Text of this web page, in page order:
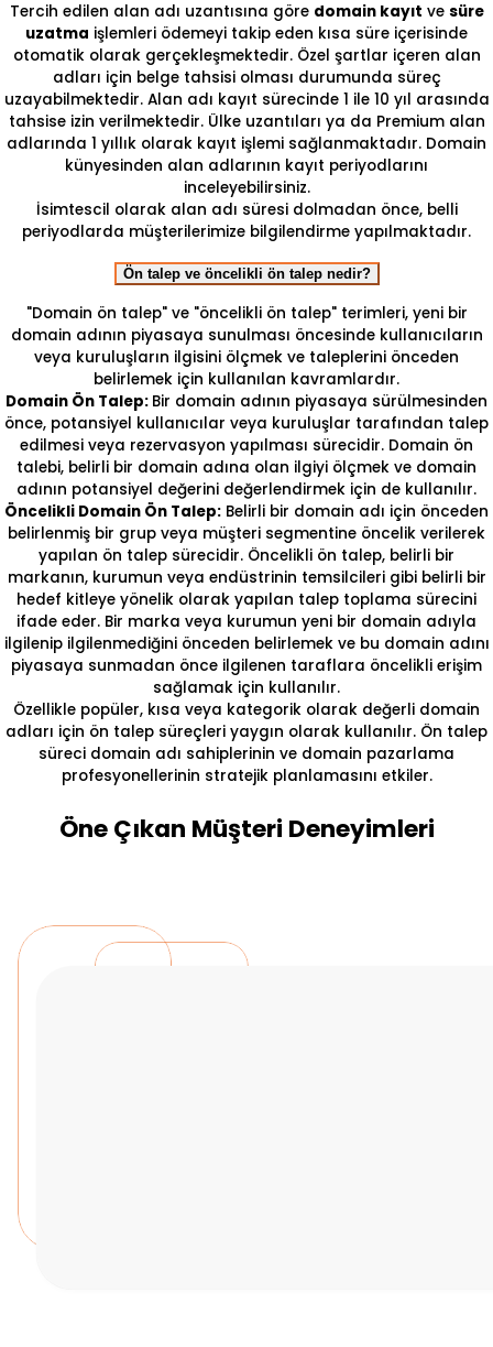
Tercih edilen alan adı uzantısına göre domain kayıt ve süre
uzatma işlemleri ödemeyi takip eden kısa süre içerisinde
otomatik olarak gerçekleşmektedir. Özel şartlar içeren alan
adları için belge tahsisi olması durumunda süreç
uzayabilmektedir. Alan adı kayıt sürecinde 1 ile 10 yıl arasında
tahsise izin verilmektedir. Ülke uzantıları ya da Premium alan
adlarında 1 yıllık olarak kayıt işlemi sağlanmaktadır. Domain
künyesinden alan adlarının kayıt periyodlarını
inceleyebilirsiniz.
İsimtescil olarak alan adı süresi dolmadan önce, belli
periyodlarda müşterilerimize bilgilendirme yapılmaktadır.
Ön talep ve öncelikli ön talep nedir?
"Domain ön talep" ve "öncelikli ön talep" terimleri, yeni bir
domain adının piyasaya sunulması öncesinde kullanıcıların
veya kuruluşların ilgisini ölçmek ve taleplerini önceden
belirlemek için kullanılan kavramlardır.
Domain Ön Talep: Bir domain adının piyasaya sürülmesinden
önce, potansiyel kullanıcılar veya kuruluşlar tarafından talep
edilmesi veya rezervasyon yapılması sürecidir. Domain ön
talebi, belirli bir domain adına olan ilgiyi ölçmek ve domain
adının potansiyel değerini değerlendirmek için de kullanılır.
Öncelikli Domain Ön Talep: Belirli bir domain adı için önceden
belirlenmiş bir grup veya müşteri segmentine öncelik verilerek
yapılan ön talep sürecidir. Öncelikli ön talep, belirli bir
markanın, kurumun veya endüstrinin temsilcileri gibi belirli bir
hedef kitleye yönelik olarak yapılan talep toplama sürecini
ifade eder. Bir marka veya kurumun yeni bir domain adıyla
ilgilenip ilgilenmediğini önceden belirlemek ve bu domain adını
piyasaya sunmadan önce ilgilenen taraflara öncelikli erişim
sağlamak için kullanılır.
Özellikle popüler, kısa veya kategorik olarak değerli domain
adları için ön talep süreçleri yaygın olarak kullanılır. Ön talep
süreci domain adı sahiplerinin ve domain pazarlama
profesyonellerinin stratejik planlamasını etkiler.
Öne Çıkan Müşteri Deneyimleri